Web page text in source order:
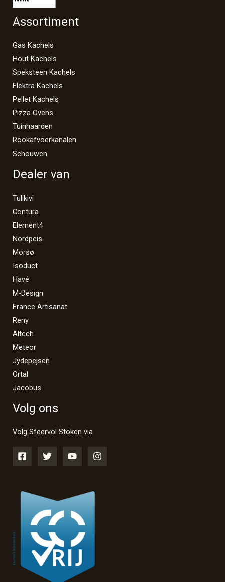
Assortiment
Gas Kachels
Hout Kachels
Speksteen Kachels
Elektra Kachels
Pellet Kachels
Pizza Ovens
Tuinhaarden
Rookafvoerkanalen
Schouwen
Dealer van
Tulikivi
Contura
Element4
Nordpeis
Morsø
Isoduct
Havé
M-Design
France Artisanat
Reny
Altech
Meteor
Jydepejsen
Ortal
Jacobus
Volg ons
Volg Sfeervol Stoken via